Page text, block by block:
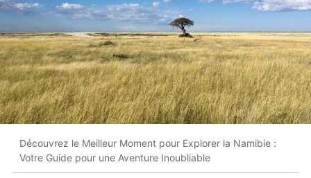
Découvrez le Meilleur Moment pour Explorer la Namibie :
Votre Guide pour une Aventure Inoubliable